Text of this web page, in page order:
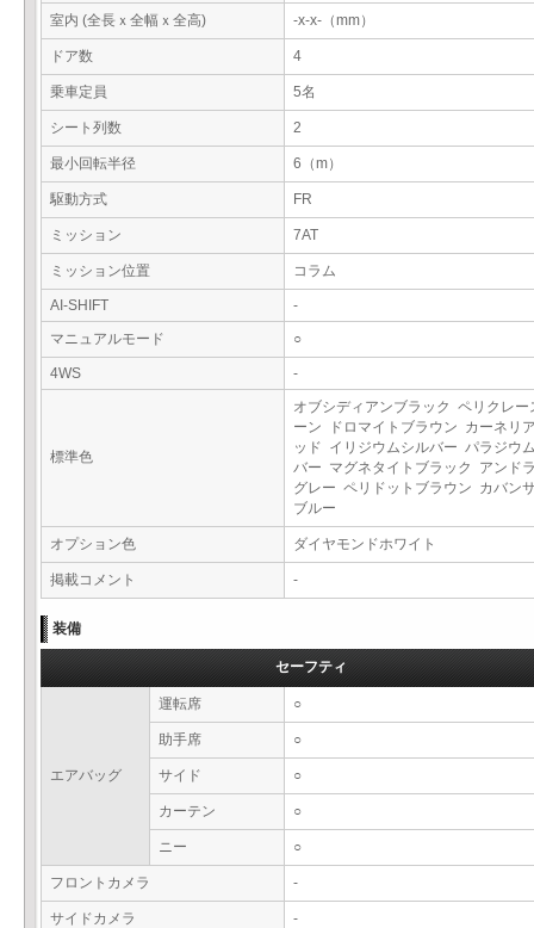
室内 (全長ｘ全幅ｘ全高) -x-x-（mm）
ドア数 4
乗車定員 5名
シート列数 2
最小回転半径 6（m）
駆動方式 FR
ミッション 7AT
ミッション位置 コラム
AI-SHIFT
-
マニュアルモード
○
4WS -
標準色
オブシディアンブラック ペリクレー
ーン ドロマイトブラウン カーネリ
ッド イリジウムシルバー パラジウ
バー マグネタイトブラック アンド
グレー ペリドットブラウン カバン
ブルー
オプション色 ダイヤモンドホワイト
掲載コメント -
装備
セーフティ
エアバッグ
運転席 ○
助手席 ○
サイド ○
カーテン ○
ニー ○
フロントカメラ -
サイドカメラ -